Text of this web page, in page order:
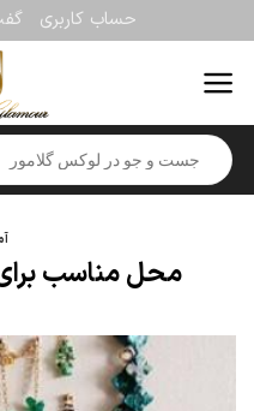
to
content
حساب کاربری
Products
search
محل مناسب برای